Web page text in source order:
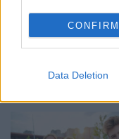
CONFIRM
Data Deletion
ολοκληρώνεται η
Νέα μελέτη
25/11/2025 - 23:49